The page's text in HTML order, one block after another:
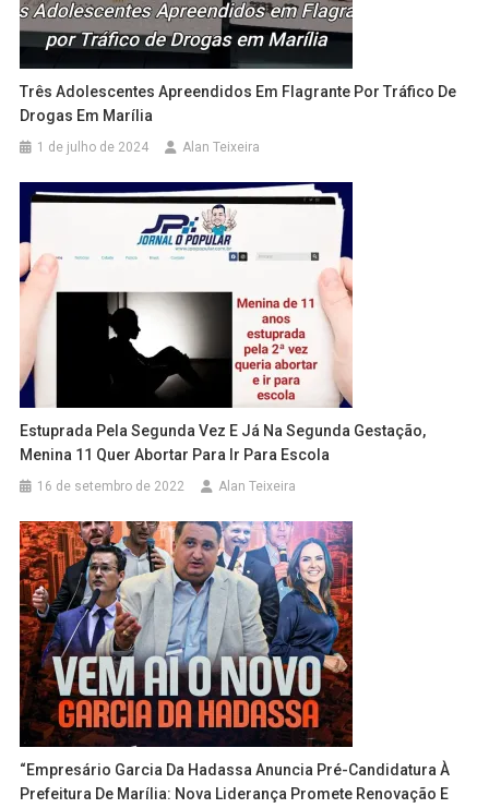
Três Adolescentes Apreendidos Em Flagrante Por Tráfico De
Drogas Em Marília
1 de julho de 2024 Alan Teixeira
Estuprada Pela Segunda Vez E Já Na Segunda Gestação,
Menina 11 Quer Abortar Para Ir Para Escola
16 de setembro de 2022 Alan Teixeira
“Empresário Garcia Da Hadassa Anuncia Pré-Candidatura À
Prefeitura De Marília: Nova Liderança Promete Renovação E